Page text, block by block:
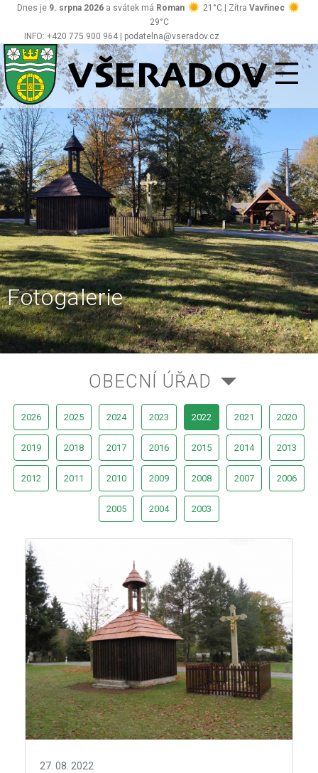
INFO: +420 775 900 964 | podatelna@vseradov.cz
Dnes je 9. srpna 2026 a svátek má Roman 21°C | Zítra Vavřinec
29°C
Všeradov
Fotogalerie
OBECNÍ ÚŘAD
2026 2025 2024 2023 2022 2021 2020
2019 2018 2017 2016 2015 2014 2013
2012 2011 2010 2009 2008 2007 2006
2005 2004 2003
27. 08. 2022